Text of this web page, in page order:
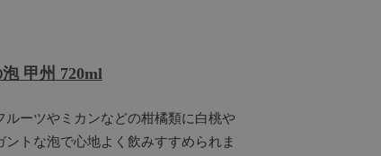
甲州 720ml
ーツやミカンなどの柑橘類に白桃や
トな泡で心地よく飲みすすめられま